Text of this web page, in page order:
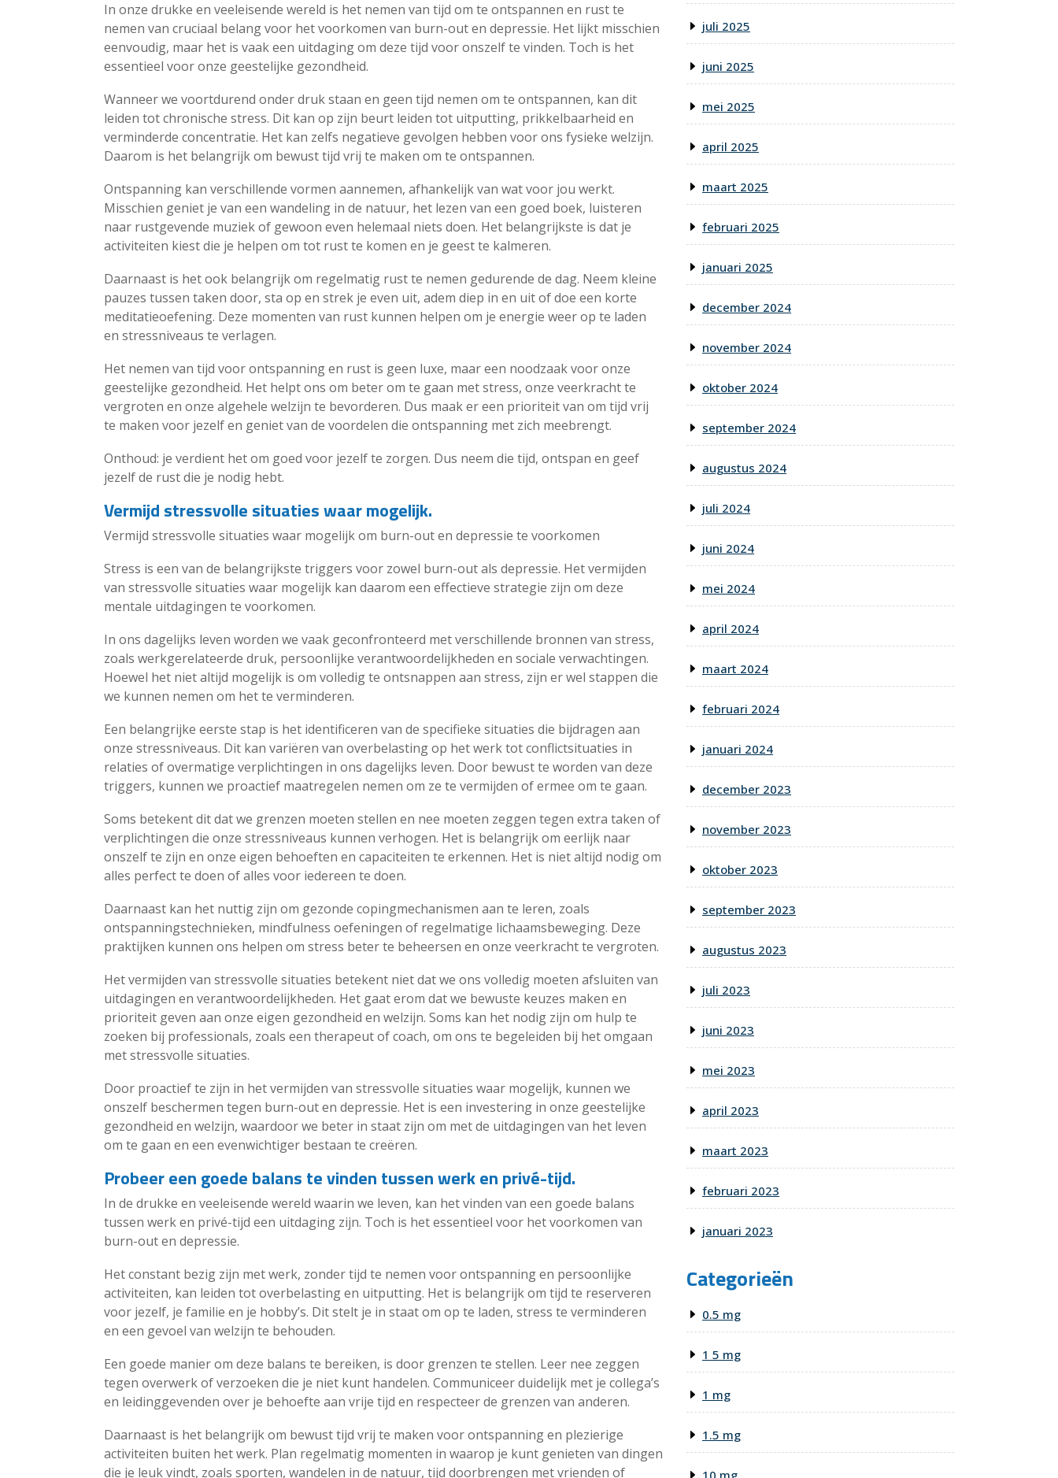
In onze drukke en veeleisende wereld is het nemen van tijd om te ontspannen en rust te
nemen van cruciaal belang voor het voorkomen van burn-out en depressie. Het lijkt misschien
eenvoudig, maar het is vaak een uitdaging om deze tijd voor onszelf te vinden. Toch is het
essentieel voor onze geestelijke gezondheid.
Wanneer we voortdurend onder druk staan ​​en geen tijd nemen om te ontspannen, kan dit
leiden tot chronische stress. Dit kan op zijn beurt leiden tot uitputting, prikkelbaarheid en
verminderde concentratie. Het kan zelfs negatieve gevolgen hebben voor ons fysieke welzijn.
Daarom is het belangrijk om bewust tijd vrij te maken om te ontspannen.
Ontspanning kan verschillende vormen aannemen, afhankelijk van wat voor jou werkt.
Misschien geniet je van een wandeling in de natuur, het lezen van een goed boek, luisteren
naar rustgevende muziek of gewoon even helemaal niets doen. Het belangrijkste is dat je
activiteiten kiest die je helpen om tot rust te komen en je geest te kalmeren.
Daarnaast is het ook belangrijk om regelmatig rust te nemen gedurende de dag. Neem kleine
pauzes tussen taken door, sta op en strek je even uit, adem diep in en uit of doe een korte
meditatieoefening. Deze momenten van rust kunnen helpen om je energie weer op te laden
en stressniveaus te verlagen.
Het nemen van tijd voor ontspanning en rust is geen luxe, maar een noodzaak voor onze
geestelijke gezondheid. Het helpt ons om beter om te gaan met stress, onze veerkracht te
vergroten en onze algehele welzijn te bevorderen. Dus maak er een prioriteit van om tijd vrij
te maken voor jezelf en geniet van de voordelen die ontspanning met zich meebrengt.
Onthoud: je verdient het om goed voor jezelf te zorgen. Dus neem die tijd, ontspan en geef
jezelf de rust die je nodig hebt.
Vermijd stressvolle situaties waar mogelijk.
Vermijd stressvolle situaties waar mogelijk om burn-out en depressie te voorkomen
Stress is een van de belangrijkste triggers voor zowel burn-out als depressie. Het vermijden
van stressvolle situaties waar mogelijk kan daarom een effectieve strategie zijn om deze
mentale uitdagingen te voorkomen.
In ons dagelijks leven worden we vaak geconfronteerd met verschillende bronnen van stress,
zoals werkgerelateerde druk, persoonlijke verantwoordelijkheden en sociale verwachtingen.
Hoewel het niet altijd mogelijk is om volledig te ontsnappen aan stress, zijn er wel stappen die
we kunnen nemen om het te verminderen.
Een belangrijke eerste stap is het identificeren van de specifieke situaties die bijdragen aan
onze stressniveaus. Dit kan variëren van overbelasting op het werk tot conflictsituaties in
relaties of overmatige verplichtingen in ons dagelijks leven. Door bewust te worden van deze
triggers, kunnen we proactief maatregelen nemen om ze te vermijden of ermee om te gaan.
Soms betekent dit dat we grenzen moeten stellen en nee moeten zeggen tegen extra taken of
verplichtingen die onze stressniveaus kunnen verhogen. Het is belangrijk om eerlijk naar
onszelf te zijn en onze eigen behoeften en capaciteiten te erkennen. Het is niet altijd nodig om
alles perfect te doen of alles voor iedereen te doen.
Daarnaast kan het nuttig zijn om gezonde copingmechanismen aan te leren, zoals
ontspanningstechnieken, mindfulness oefeningen of regelmatige lichaamsbeweging. Deze
praktijken kunnen ons helpen om stress beter te beheersen en onze veerkracht te vergroten.
Het vermijden van stressvolle situaties betekent niet dat we ons volledig moeten afsluiten van
uitdagingen en verantwoordelijkheden. Het gaat erom dat we bewuste keuzes maken en
prioriteit geven aan onze eigen gezondheid en welzijn. Soms kan het nodig zijn om hulp te
zoeken bij professionals, zoals een therapeut of coach, om ons te begeleiden bij het omgaan
met stressvolle situaties.
Door proactief te zijn in het vermijden van stressvolle situaties waar mogelijk, kunnen we
onszelf beschermen tegen burn-out en depressie. Het is een investering in onze geestelijke
gezondheid en welzijn, waardoor we beter in staat zijn om met de uitdagingen van het leven
om te gaan en een evenwichtiger bestaan ​​te creëren.
Probeer een goede balans te vinden tussen werk en privé-tijd.
In de drukke en veeleisende wereld waarin we leven, kan het vinden van een goede balans
tussen werk en privé-tijd een uitdaging zijn. Toch is het essentieel voor het voorkomen van
burn-out en depressie.
Het constant bezig zijn met werk, zonder tijd te nemen voor ontspanning en persoonlijke
activiteiten, kan leiden tot overbelasting en uitputting. Het is belangrijk om tijd te reserveren
voor jezelf, je familie en je hobby’s. Dit stelt je in staat om op te laden, stress te verminderen
en een gevoel van welzijn te behouden.
Een goede manier om deze balans te bereiken, is door grenzen te stellen. Leer nee zeggen
tegen overwerk of verzoeken die je niet kunt handelen. Communiceer duidelijk met je collega’s
en leidinggevenden over je behoefte aan vrije tijd en respecteer de grenzen van anderen.
Daarnaast is het belangrijk om bewust tijd vrij te maken voor ontspanning en plezierige
activiteiten buiten het werk. Plan regelmatig momenten in waarop je kunt genieten van dingen
die je leuk vindt, zoals sporten, wandelen in de natuur, tijd doorbrengen met vrienden of
juli 2025
juni 2025
mei 2025
april 2025
maart 2025
februari 2025
januari 2025
december 2024
november 2024
oktober 2024
september 2024
augustus 2024
juli 2024
juni 2024
mei 2024
april 2024
maart 2024
februari 2024
januari 2024
december 2023
november 2023
oktober 2023
september 2023
augustus 2023
juli 2023
juni 2023
mei 2023
april 2023
maart 2023
februari 2023
januari 2023
Categorieën
0.5 mg
1 5 mg
1 mg
1.5 mg
10 mg